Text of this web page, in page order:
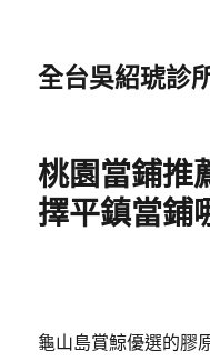
全台吳紹琥診
桃園當鋪推
擇平鎮當鋪
龜山島賞鯨優選的膠